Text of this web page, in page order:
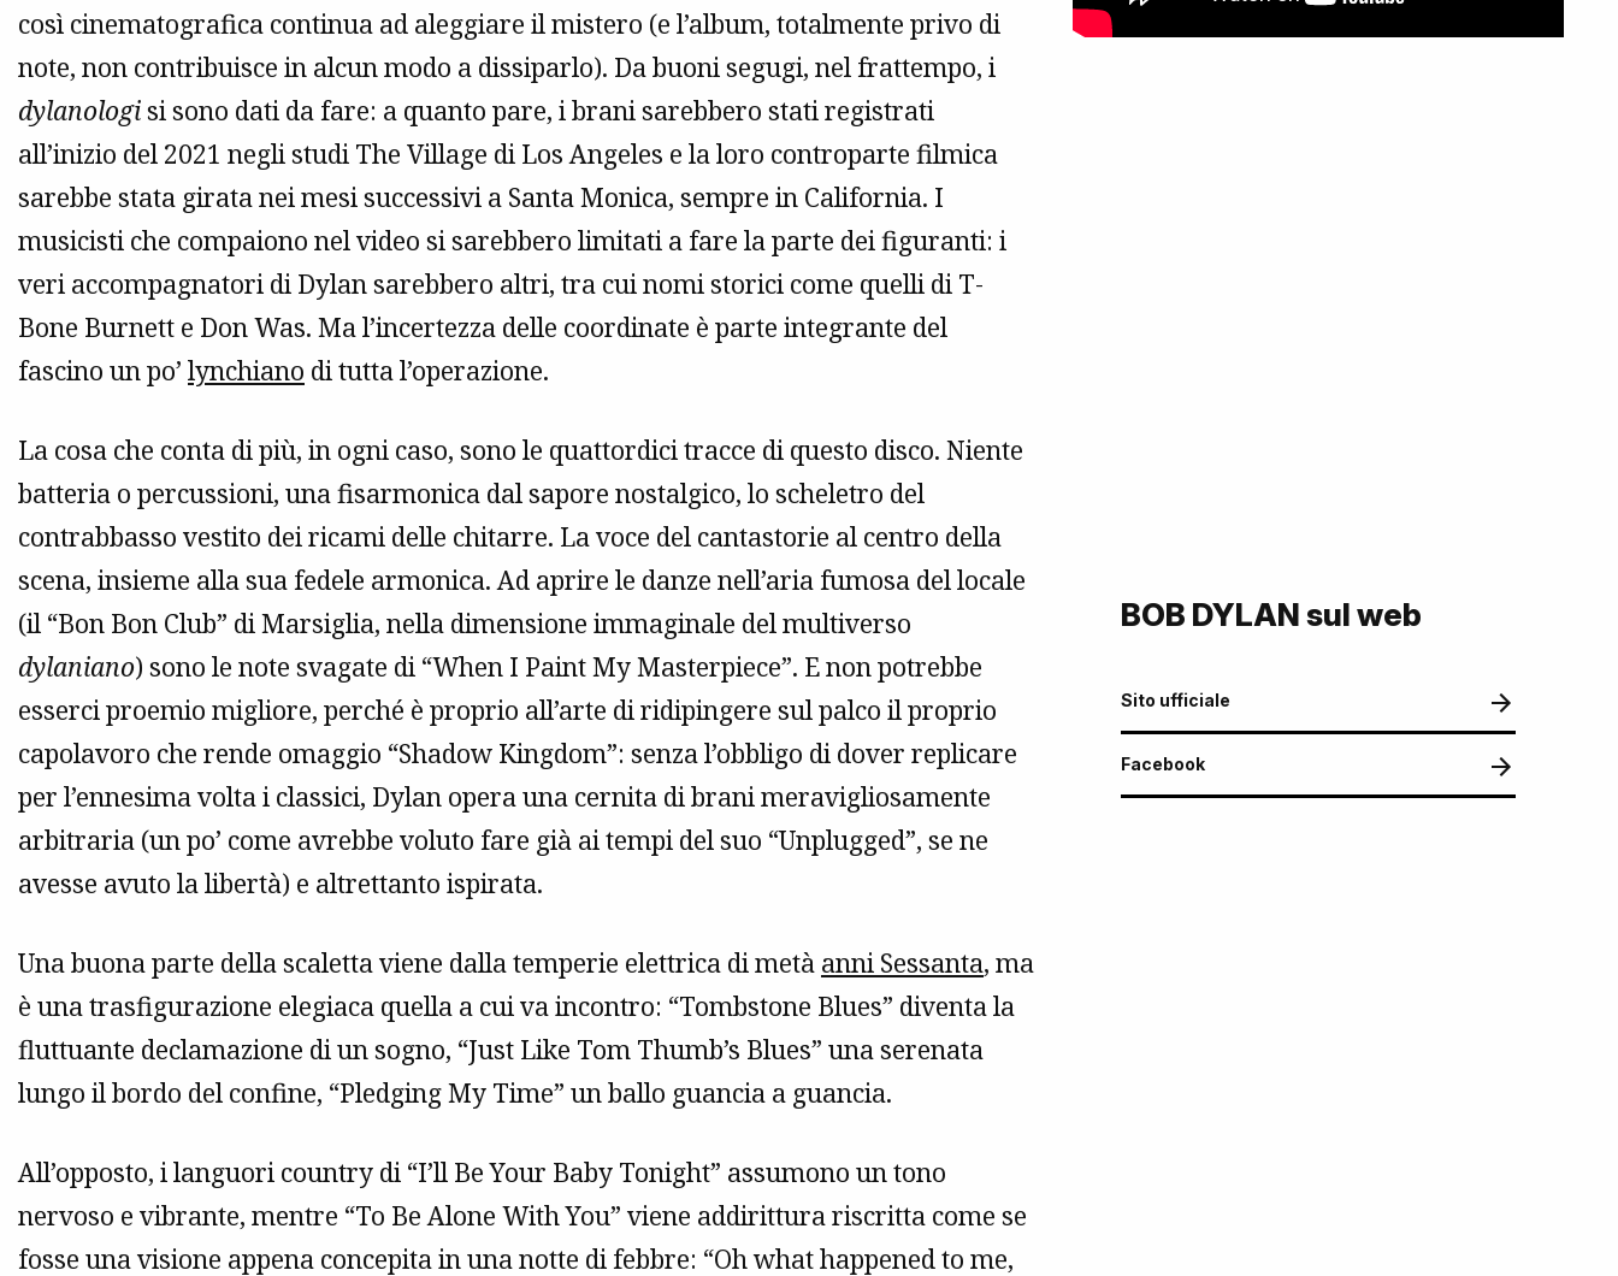
così cinematografica continua ad aleggiare il mistero (e l’album, totalmente privo di
note, non contribuisce in alcun modo a dissiparlo). Da buoni segugi, nel frattempo, i
dylanologisi sono dati da fare: a quanto pare, i brani sarebbero stati registrati
all’inizio del 2021 negli studi The Village di Los Angeles e la loro controparte filmica
sarebbe stata girata nei mesi successivi a Santa Monica, sempre in California. I
musicisti che compaiono nel video si sarebbero limitati a fare la parte dei figuranti: i
veri accompagnatori di Dylan sarebbero altri, tra cui nomi storici come quelli di T-
Bone Burnett e Don Was. Ma l’incertezza delle coordinate è parte integrante del
fascino un po’ lynchiano di tutta l’operazione.
La cosa che conta di più, in ogni caso, sono le quattordici tracce di questo disco. Niente
batteria o percussioni, una fisarmonica dal sapore nostalgico, lo scheletro del
contrabbasso vestito dei ricami delle chitarre. La voce del cantastorie al centro della
scena, insieme alla sua fedele armonica. Ad aprire le danze nell’aria fumosa del locale
(il “Bon Bon Club” di Marsiglia, nella dimensione immaginale del multiverso
dylaniano) sono le note svagate di “When I Paint My Masterpiece”. E non potrebbe
esserci proemio migliore, perché è proprio all’arte di ridipingere sul palco il proprio
capolavoro che rende omaggio “Shadow Kingdom”: senza l’obbligo di dover replicare
per l’ennesima volta i classici, Dylan opera una cernita di brani meravigliosamente
arbitraria (un po’ come avrebbe voluto fare già ai tempi del suo “Unplugged”, se ne
avesse avuto la libertà) e altrettanto ispirata.
Una buona parte della scaletta viene dalla temperie elettrica di metà anni Sessanta, ma
è una trasfigurazione elegiaca quella a cui va incontro: “Tombstone Blues” diventa la
fluttuante declamazione di un sogno, “Just Like Tom Thumb’s Blues” una serenata
lungo il bordo del confine, “Pledging My Time” un ballo guancia a guancia.
All’opposto, i languori country di “I’ll Be Your Baby Tonight” assumono un tono
nervoso e vibrante, mentre “To Be Alone With You” viene addirittura riscritta come se
fosse una visione appena concepita in una notte di febbre: “Oh what happened to me,
BOB DYLAN sul web
Sito ufficiale
Facebook